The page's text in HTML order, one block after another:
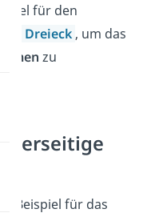
für den
im Dreieck , um das
zu
vierseitige
Beispiel für das